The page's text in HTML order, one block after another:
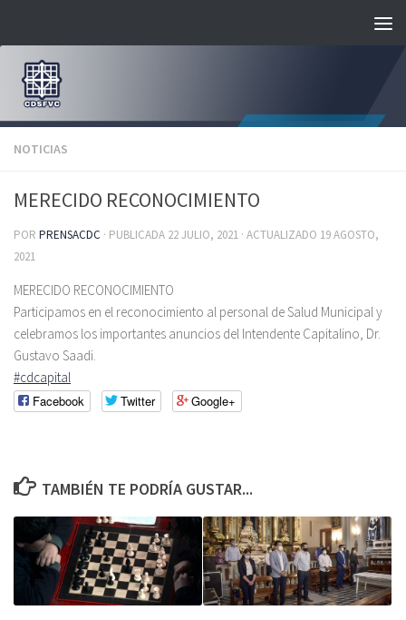
NOTICIAS
MERECIDO RECONOCIMIENTO
POR PRENSACDC · PUBLICADA 22 JULIO, 2021 · ACTUALIZADO 19 AGOSTO,
2021
MERECIDO RECONOCIMIENTO
Participamos en el reconocimiento al personal de Salud Municipal y
celebramos los importantes anuncios del Intendente Capitalino, Dr.
Gustavo Saadi.
#cdcapital
Facebook
Twitter Google+
TAMBIÉN TE PODRÍA GUSTAR...